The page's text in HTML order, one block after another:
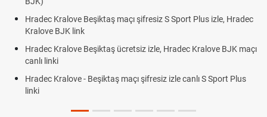
Kralove Beşiktaş maçı şifresiz S Sport Plus izle, Hradec
BJK link
Kralove Beşiktaş ücretsiz izle, Hradec Kralove BJK maçı
Kralove - Beşiktaş maçı şifresiz izle canlı S Sport Plus
Trivela
Plonjon